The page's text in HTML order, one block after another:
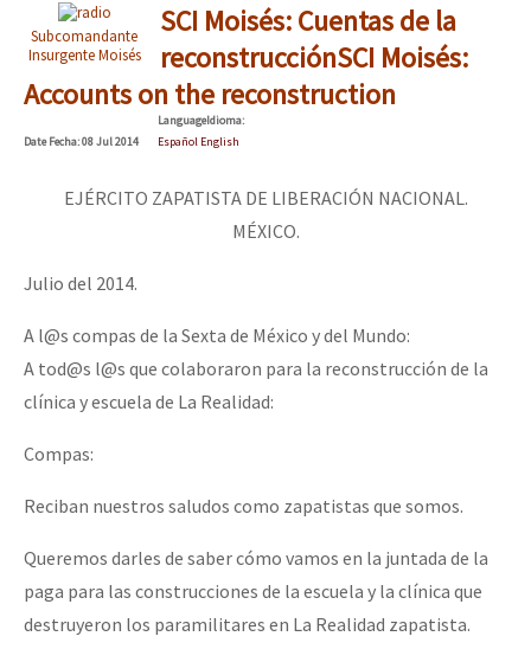
Subcomandante
Insurgente Moisés
SCI Moisés: Cuentas de la
reconstrucciónSCI Moisés:
Accounts on the reconstruction
DateFecha: 08 Jul 2014
LanguageIdioma:
Español English
EJÉRCITO ZAPATISTA DE LIBERACIÓN NACIONAL.
MÉXICO.
Julio del 2014.
A l@s compas de la Sexta de México y del Mundo:
A tod@s l@s que colaboraron para la reconstrucción de la
clínica y escuela de La Realidad:
Compas:
Reciban nuestros saludos como zapatistas que somos.
Queremos darles de saber cómo vamos en la juntada de la
paga para las construcciones de la escuela y la clínica que
destruyeron los paramilitares en La Realidad zapatista.